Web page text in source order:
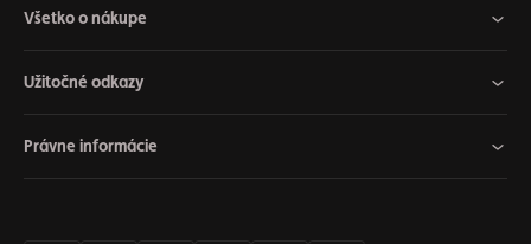
Všetko o nákupe
Užitočné odkazy
Právne informácie